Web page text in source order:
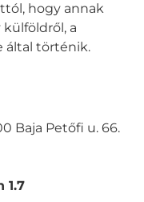
hogy annak
a
által történik.
Baja Petőfi u. 66.
1.7